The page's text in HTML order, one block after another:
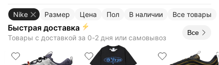
Размер Цена Пол
Nike В наличии Все товары
Быстрая доставка
Товары с доставкой за 0-2 дня или самовывоз
Все